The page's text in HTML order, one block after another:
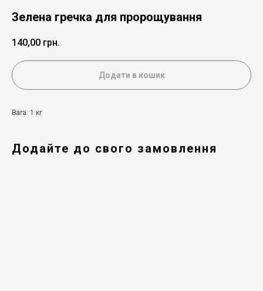
Зелена гречка для пророщування
140,00 грн.
Додати в кошик
Вага: 1 кг
Додайте до свого замовлення